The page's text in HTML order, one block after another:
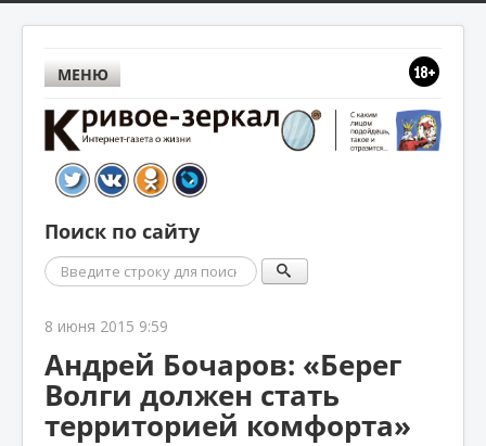
МЕНЮ
Поиск по сайту
Поиск
8 июня 2015 9:59
Андрей Бочаров: «Берег
Волги должен стать
территорией комфорта»